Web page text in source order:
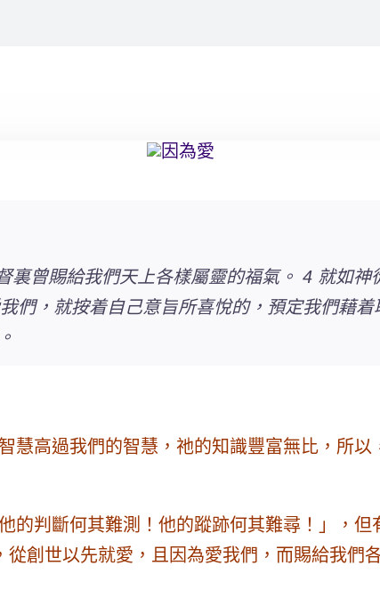
裏曾賜給我們天上各樣屬靈的福氣。 4 就如
們，就按着自己意旨所喜悅的，預定我們藉
慧高過我們的智慧，祂的知識豐富無比，所
的判斷何其難測！他的蹤跡何其難尋！」，
創世以先就愛，且因為愛我們，而賜給我們